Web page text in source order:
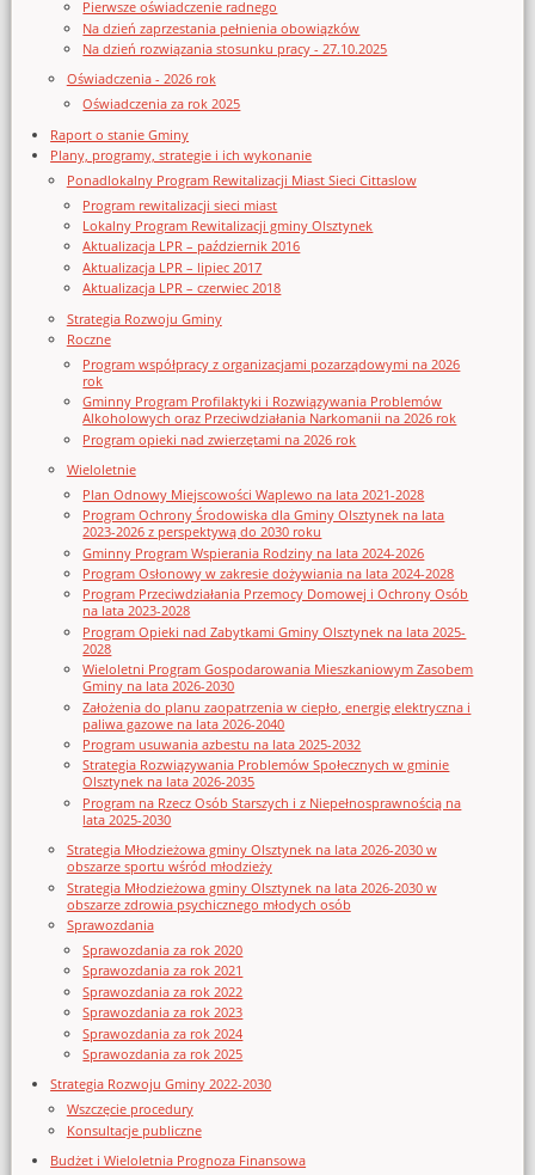
Pierwsze oświadczenie radnego
Na dzień zaprzestania pełnienia obowiązków
Na dzień rozwiązania stosunku pracy - 27.10.2025
Oświadczenia - 2026 rok
Oświadczenia za rok 2025
Raport o stanie Gminy
Plany, programy, strategie i ich wykonanie
Ponadlokalny Program Rewitalizacji Miast Sieci Cittaslow
Program rewitalizacji sieci miast
Lokalny Program Rewitalizacji gminy Olsztynek
Aktualizacja LPR – październik 2016
Aktualizacja LPR – lipiec 2017
Aktualizacja LPR – czerwiec 2018
Strategia Rozwoju Gminy
Roczne
Program współpracy z organizacjami pozarządowymi na 2026
rok
Gminny Program Profilaktyki i Rozwiązywania Problemów
Alkoholowych oraz Przeciwdziałania Narkomanii na 2026 rok
Program opieki nad zwierzętami na 2026 rok
Wieloletnie
Plan Odnowy Miejscowości Waplewo na lata 2021-2028
Program Ochrony Środowiska dla Gminy Olsztynek na lata
2023-2026 z perspektywą do 2030 roku
Gminny Program Wspierania Rodziny na lata 2024-2026
Program Osłonowy w zakresie dożywiania na lata 2024-2028
Program Przeciwdziałania Przemocy Domowej i Ochrony Osób
na lata 2023-2028
Program Opieki nad Zabytkami Gminy Olsztynek na lata 2025-
2028
Wieloletni Program Gospodarowania Mieszkaniowym Zasobem
Gminy na lata 2026-2030
Założenia do planu zaopatrzenia w ciepło, energię elektryczna i
paliwa gazowe na lata 2026-2040
Program usuwania azbestu na lata 2025-2032
Strategia Rozwiązywania Problemów Społecznych w gminie
Olsztynek na lata 2026-2035
Program na Rzecz Osób Starszych i z Niepełnosprawnością na
lata 2025-2030
Strategia Młodzieżowa gminy Olsztynek na lata 2026-2030 w
obszarze sportu wśród młodzieży
Strategia Młodzieżowa gminy Olsztynek na lata 2026-2030 w
obszarze zdrowia psychicznego młodych osób
Sprawozdania
Sprawozdania za rok 2020
Sprawozdania za rok 2021
Sprawozdania za rok 2022
Sprawozdania za rok 2023
Sprawozdania za rok 2024
Sprawozdania za rok 2025
Strategia Rozwoju Gminy 2022-2030
Wszczęcie procedury
Konsultacje publiczne
Budżet i Wieloletnia Prognoza Finansowa